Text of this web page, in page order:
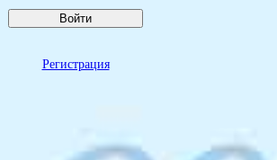
Войти
Регистрация